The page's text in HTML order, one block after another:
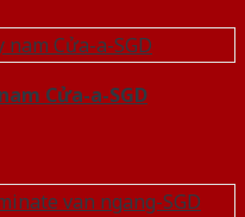
Cửa-a-SGD